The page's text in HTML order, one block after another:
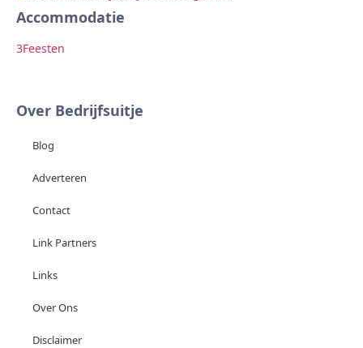
Accommodatie
3Feesten
Over Bedrijfsuitje
Blog
Adverteren
Contact
Link Partners
Links
Over Ons
Disclaimer